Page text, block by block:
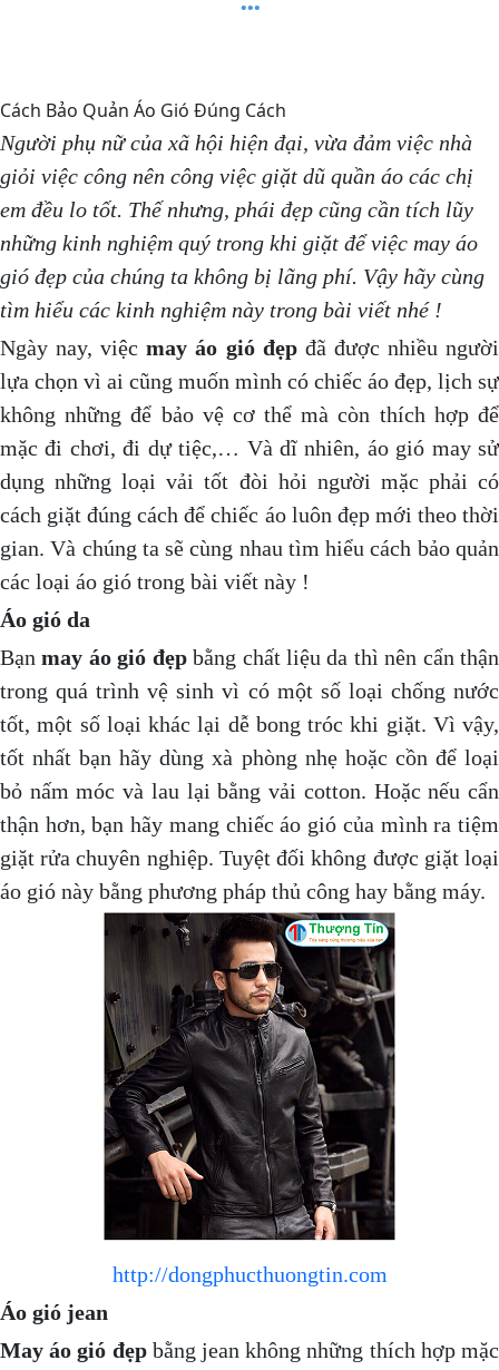
Cách Bảo Quản Áo Gió Đúng Cách
Người phụ nữ của xã hội hiện đại, vừa đảm việc nhà
giỏi việc công nên công việc giặt dũ quần áo các chị
em đều lo tốt. Thế nhưng, phái đẹp cũng cần tích lũy
những kinh nghiệm quý trong khi giặt để việc may áo
gió đẹp của chúng ta không bị lãng phí. Vậy hãy cùng
tìm hiểu các kinh nghiệm này trong bài viết nhé !
Ngày nay, việcmay áo gió đẹpđã được nhiều người
lựa chọn vì ai cũng muốn mình có chiếc áo đẹp, lịch sự
không những để bảo vệ cơ thể mà còn thích hợp để
mặc đi chơi, đi dự tiệc,… Và dĩ nhiên, áo gió may sử
dụng những loại vải tốt đòi hỏi người mặc phải có
cách giặt đúng cách để chiếc áo luôn đẹp mới theo thời
gian. Và chúng ta sẽ cùng nhau tìm hiểu cách bảo quản
các loại áo gió trong bài viết này !
Áo gió da
Bạnmay áo gió đẹpbằng chất liệu da thì nên cẩn thận
trong quá trình vệ sinh vì có một số loại chống nước
tốt, một số loại khác lại dễ bong tróc khi giặt. Vì vậy,
tốt nhất bạn hãy dùng xà phòng nhẹ hoặc cồn để loại
bỏ nấm móc và lau lại bằng vải cotton. Hoặc nếu cẩn
thận hơn, bạn hãy mang chiếc áo gió của mình ra tiệm
giặt rửa chuyên nghiệp. Tuyệt đối không được giặt loại
áo gió này bằng phương pháp thủ công hay bằng máy.
http://dongphucthuongtin.com
Áo gió jean
May áo gió đẹpbằng jean không những thích hợp mặc